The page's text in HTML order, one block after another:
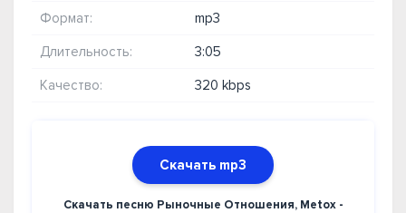
Формат: mp3
Длительность: 3:05
Качество: 320 kbps
Скачать mp3
Скачать песню Рыночные Отношения, Metox -